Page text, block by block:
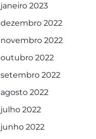
janeiro 2023
dezembro 2022
novembro 2022
outubro 2022
setembro 2022
agosto 2022
julho 2022
junho 2022